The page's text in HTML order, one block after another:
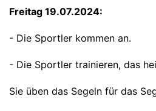
Freitag 19.07.2024:
- Die Sportler kommen an.
- Die Sportler trainieren, das
Sie üben das Segeln für das